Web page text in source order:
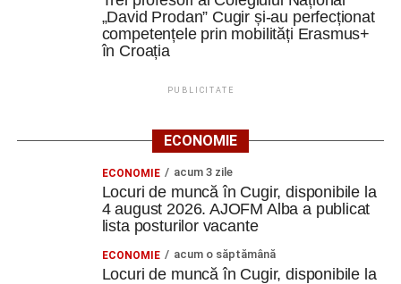
„David Prodan” Cugir și-au perfecționat
competențele prin mobilități Erasmus+
în Croația
PUBLICITATE
ECONOMIE
ECONOMIE acum 3 zile
Locuri de muncă în Cugir, disponibile la
4 august 2026. AJOFM Alba a publicat
lista posturilor vacante
ECONOMIE acum o săptămână
Locuri de muncă în Cugir, disponibile la